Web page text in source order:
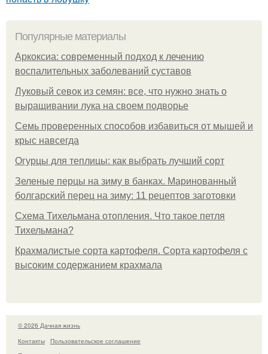
Популярные материалы
Аркоксиа: современный подход к лечению
воспалительных заболеваний суставов
Луковый севок из семян: все, что нужно знать о
выращивании лука на своем подворье
Семь проверенных способов избавиться от мышей и
крыс навсегда
Огурцы для теплицы: как выбрать лучший сорт
Зеленые перцы на зиму в банках. Маринованный
болгарский перец на зиму: 11 рецептов заготовки
Схема Тихельмана отопления. Что такое петля
Тихельмана?
Крахмалистые сорта картофеля. Сорта картофеля с
высоким содержанием крахмала
© 2026 Дачная жизнь
Контакты
Пользовательское соглашение